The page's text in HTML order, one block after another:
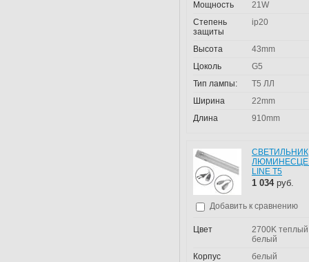
Мощность
21W
Степень
защиты
ip20
Высота
43mm
Цоколь
G5
Тип лампы:
T5 ЛЛ
Ширина
22mm
Длина
910mm
СВЕТИЛЬНИК
LINE T5
1 034руб.
Добавить к сравнению
Цвет
2700K теплый
белый
Корпус
белый